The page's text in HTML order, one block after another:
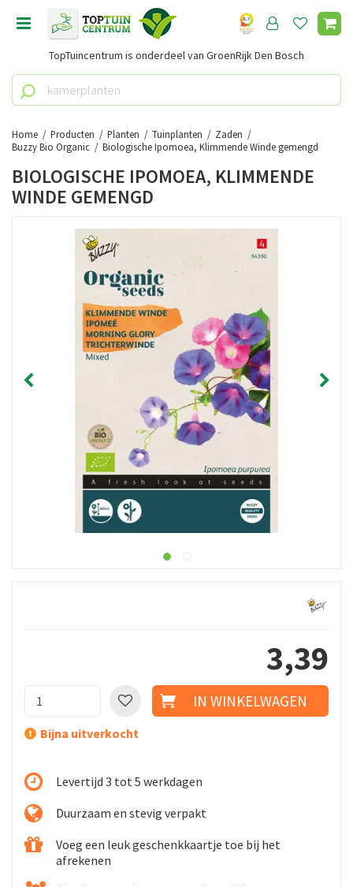
Home Producten Planten Tuinplanten
Zaden
Buzzy Bio Organic
Biologische Ipomoea, Klimmende Winde gemengd
TopTuincentrum is onderdeel van GroenRijk Den Bosch
BIOLOGISCHE IPOMOEA, KLIMMENDE
WINDE GEMENGD
3,39
Bijna uitverkocht
Levertijd 3 tot 5 werkdagen
Duurzaam en stevig verpakt
Voeg een leuk geschenkkaartje toe bij het
afrekenen